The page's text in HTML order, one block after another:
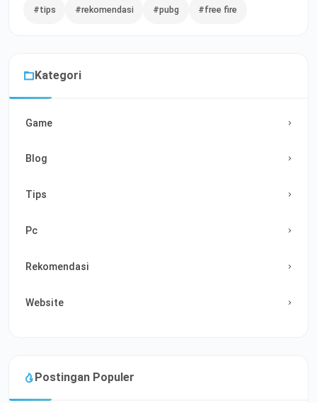
#tips #rekomendasi #pubg #free fire
Kategori
Game
Blog
Tips
Pc
Rekomendasi
Website
Postingan Populer